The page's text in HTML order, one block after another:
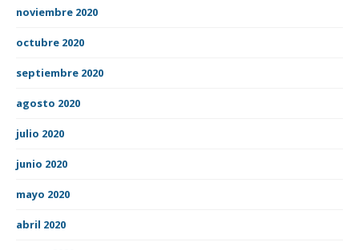
noviembre 2020
octubre 2020
septiembre 2020
agosto 2020
julio 2020
junio 2020
mayo 2020
abril 2020